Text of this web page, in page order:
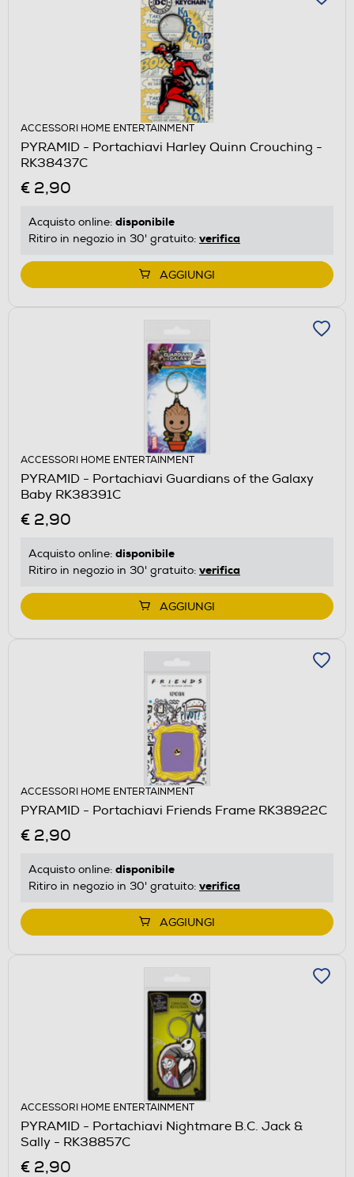
ACCESSORI HOME ENTERTAINMENT
PYRAMID - Portachiavi Harley Quinn Crouching -
RK38437C
€ 2,90
Acquisto online: disponibile
Ritiro in negozio in 30' gratuito: verifica
AGGIUNGI
ACCESSORI HOME ENTERTAINMENT
PYRAMID - Portachiavi Guardians of the Galaxy
Baby RK38391C
€ 2,90
Acquisto online: disponibile
Ritiro in negozio in 30' gratuito: verifica
AGGIUNGI
ACCESSORI HOME ENTERTAINMENT
PYRAMID - Portachiavi Friends Frame RK38922C
€ 2,90
Acquisto online: disponibile
Ritiro in negozio in 30' gratuito: verifica
AGGIUNGI
ACCESSORI HOME ENTERTAINMENT
PYRAMID - Portachiavi Nightmare B.C. Jack &
Sally - RK38857C
€ 2,90